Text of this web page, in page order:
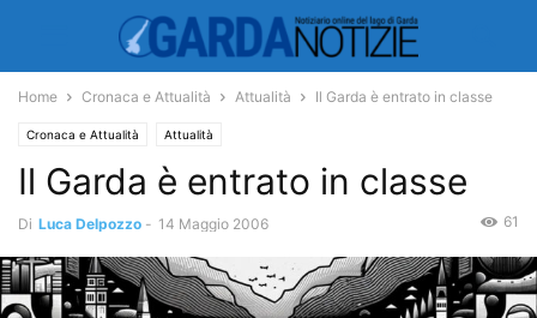
Home Cronaca e Attualità Attualità Il Garda è entrato in classe
Cronaca e Attualità Attualità
Il Garda è entrato in classe
Di Luca Delpozzo - 14 Maggio 2006 61